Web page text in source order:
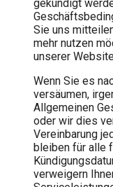
gekündigt
Sie uns
mehr nutzen
unserer
Wenn Sie es
versäumen,
Allgemeinen
oder wir dies
Vereinbarung
bleiben für alle
verweigern